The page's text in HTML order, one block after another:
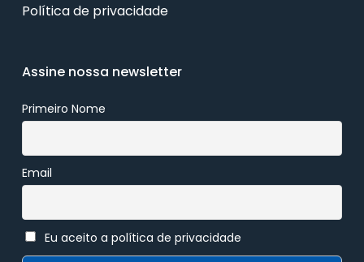
Política de privacidade
Assine nossa newsletter
Primeiro Nome
Email
Eu aceito a política de privacidade